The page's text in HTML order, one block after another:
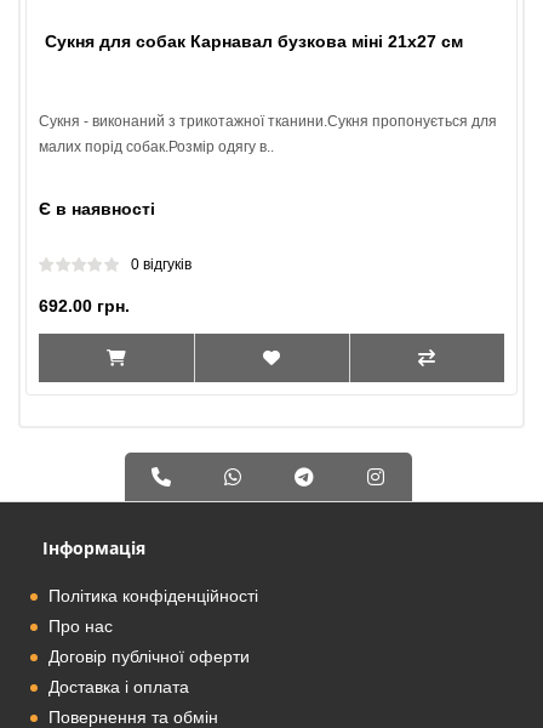
Сукня для собак Карнавал бузкова міні 21х27 см
Сукня - виконаний з трикотажної тканини.Сукня пропонується для
малих порід собак.Розмір одягу в..
Є в наявності
0 відгуків
692.00 грн.
Інформація
Політика конфіденційності
Про нас
Договір публічної оферти
Доставка і оплата
Повернення та обмін